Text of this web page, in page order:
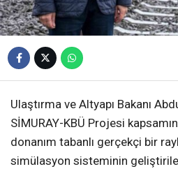
Ulaştırma ve Altyapı Bakanı
SİMURAY-KBÜ Projesi
donanım tabanlı gerçekçi bir
simülasyon sisteminin